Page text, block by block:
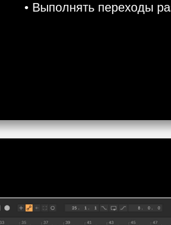
• Выполнять переходы